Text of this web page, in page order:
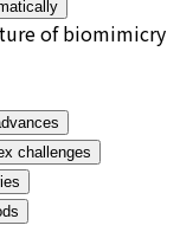
of biomimicry
challenges